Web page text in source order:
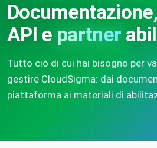
API e partner
Tutto ciò di cui hai bisogno per
gestire CloudSigma: dai
piattaforma ai materiali di